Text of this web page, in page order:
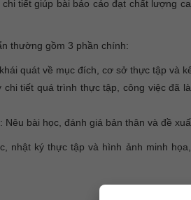
tiết giúp bài báo cáo đạt chất lượng
thường gồm 3 phần chính:
quát về mục đích, cơ sở thực tập và
chi tiết quá trình thực tập, công việc đã
Nêu bài học, đánh giá bản thân và đề
nhật ký thực tập và hình ảnh minh